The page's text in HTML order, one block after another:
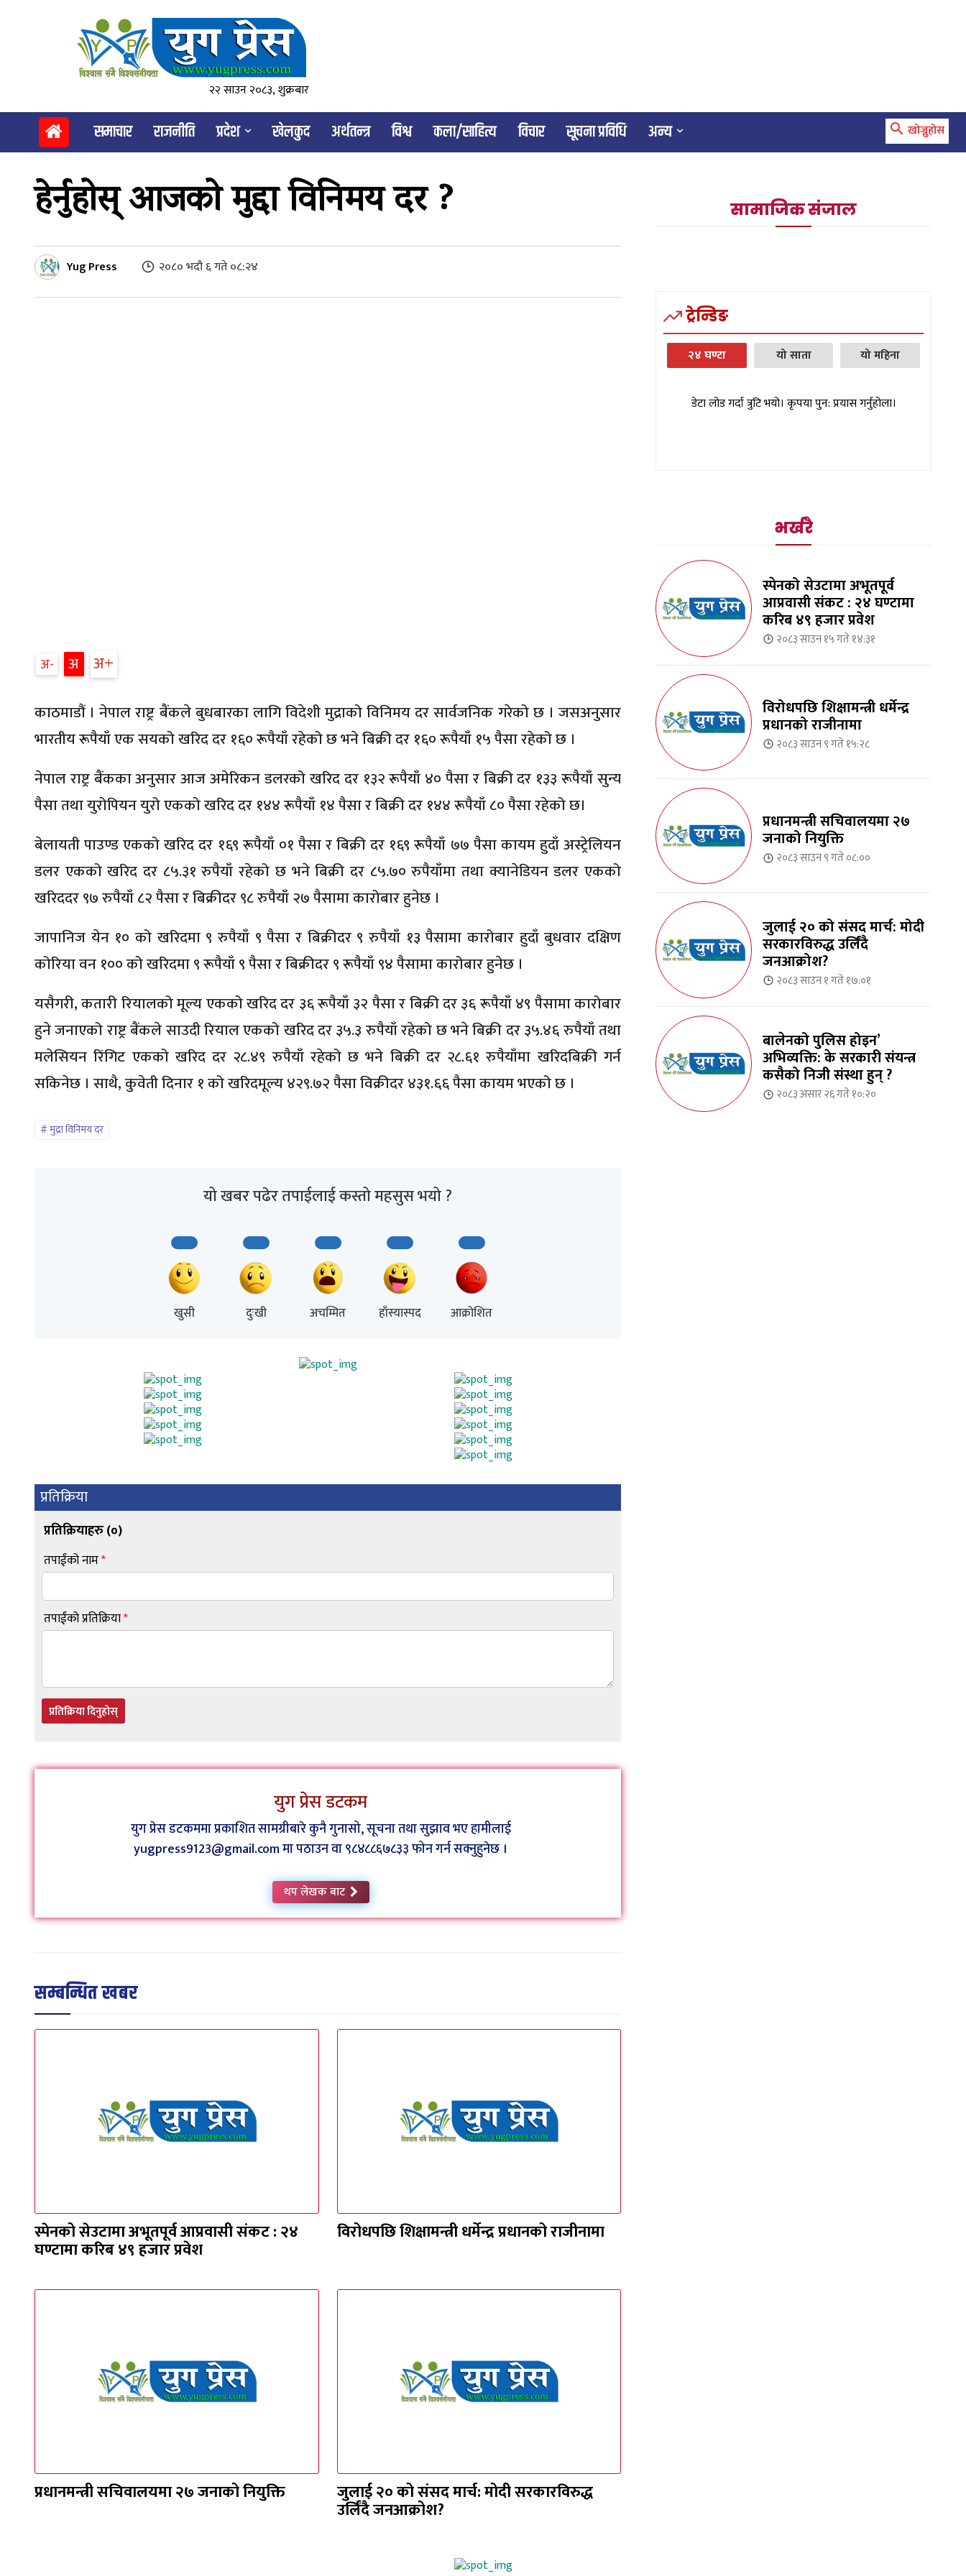
२२ साउन २०८३, शुक्रबार
समाचार राजनीति प्रदेश खेलकुद अर्थतन्त्र विश्व कला/साहित्य विचार सूचना प्रविधि अन्य खोज्नुहोस
हेर्नुहोस् आजको मुद्दा विनिमय दर ?
Yug Press २०८० भदौ ६ गते ०८:२४
अ अ अ
काठमाडौं । नेपाल राष्ट्र बैंकले बुधबारका लागि विदेशी मुद्राको विनिमय दर सार्वजनिक गरेको छ । जसअनुसार
भारतीय रूपैयाँ एक सयको खरिद दर १६० रूपैयाँ रहेको छ भने बिक्री दर १६० रूपैयाँ १५ पैसा रहेको छ ।
नेपाल राष्ट्र बैंकका अनुसार आज अमेरिकन डलरको खरिद दर १३२ रूपैयाँ ४० पैसा र बिक्री दर १३३ रूपैयाँ सुन्य
पैसा तथा युरोपियन युरो एकको खरिद दर १४४ रूपैयाँ १४ पैसा र बिक्री दर १४४ रूपैयाँ ८० पैसा रहेको छ।
बेलायती पाउण्ड एकको खरिद दर १६९ रूपैयाँ ०१ पैसा र बिक्री दर १६९ रूपैयाँ ७७ पैसा कायम हुदाँ अस्ट्रेलियन
डलर एकको खरिद दर ८५.३१ रुपैयाँ रहेको छ भने बिक्री दर ८५.७० रुपैयाँमा तथा क्यानेडियन डलर एकको
खरिददर ९७ रुपैयाँ ८२ पैसा र बिक्रीदर ९८ रुपैयाँ २७ पैसामा कारोबार हुनेछ ।
जापानिज येन १० को खरिदमा ९ रुपैयाँ ९ पैसा र बिक्रीदर ९ रुपैयाँ १३ पैसामा कारोबार हुदाँ बुधवार दक्षिण
कोरिया वन १०० को खरिदमा ९ रूपैयाँ ९ पैसा र बिक्रीदर ९ रूपैयाँ ९४ पैसामा कारोबार हुनेछ ।
यसैगरी, कतारी रियालको मूल्य एकको खरिद दर ३६ रूपैयाँ ३२ पैसा र बिक्री दर ३६ रूपैयाँ ४९ पैसामा कारोबार
हुने जनाएको राष्ट्र बैंकले साउदी रियाल एकको खरिद दर ३५.३ रुपैयाँ रहेको छ भने बिक्री दर ३५.४६ रुपैयाँ तथा
मलेसियन रिंगिट एकको खरिद दर २८.४९ रुपैयाँ रहेको छ भने बिक्री दर २८.६१ रुपैयाँमा खरिदबिक्री गर्न
सकिनेछ । साथै, कुवेती दिनार १ को खरिदमूल्य ४२९.७२ पैसा विक्रीदर ४३१.६६ पैसा कायम भएको छ ।
मुद्रा विनिमय दर
यो खबर पढेर तपाईलाई कस्तो महसुस भयो ?
खुसी दुःखी अचम्मित हाँस्यास्पद आक्रोशित
प्रतिक्रिया
प्रतिक्रियाहरु (०)
तपाईंको नाम*
तपाईंको प्रतिक्रिया*
प्रतिक्रिया दिनुहोस्
युग प्रेस डटकम
युग प्रेस डटकममा प्रकाशित सामग्रीबारे कुनै गुनासो, सूचना तथा सुझाव भए हामीलाई
yugpress9123@gmail.com मा पठाउन वा ९८४८८६७८३३ फोन गर्न सक्नुहुनेछ ।
थप लेखक बाट
सम्बन्धित खबर
स्पेनको सेउटामा अभूतपूर्व आप्रवासी संकट : २४
घण्टामा करिब ४९ हजार प्रवेश
विरोधपछि शिक्षामन्त्री धर्मेन्द्र प्रधानको राजीनामा
प्रधानमन्त्री सचिवालयमा २७ जनाको नियुक्ति जुलाई २० को संसद मार्च: मोदी सरकारविरुद्ध
उर्लिंदै जनआक्रोश?
सामाजिक संजाल
ट्रेन्डिङ
२४ घण्टा यो साता यो महिना
डेटा लोड गर्दा त्रुटि भयो। कृपया पुन: प्रयास गर्नुहोला।
भर्खरै
स्पेनको सेउटामा अभूतपूर्व
आप्रवासी संकट : २४ घण्टामा
करिब ४९ हजार प्रवेश
२०८३ साउन १५ गते १४:३१
विरोधपछि शिक्षामन्त्री धर्मेन्द्र
प्रधानको राजीनामा
२०८३ साउन ९ गते १५:२८
प्रधानमन्त्री सचिवालयमा २७
जनाको नियुक्ति
२०८३ साउन ९ गते ०८:००
जुलाई २० को संसद मार्च: मोदी
सरकारविरुद्ध उर्लिंदै
जनआक्रोश?
२०८३ साउन १ गते १७:०१
बालेनको पुलिस होइन’
अभिव्यक्ति: के सरकारी संयन्त्र
कसैको निजी संस्था हुन् ?
२०८३ असार २६ गते १०:२०